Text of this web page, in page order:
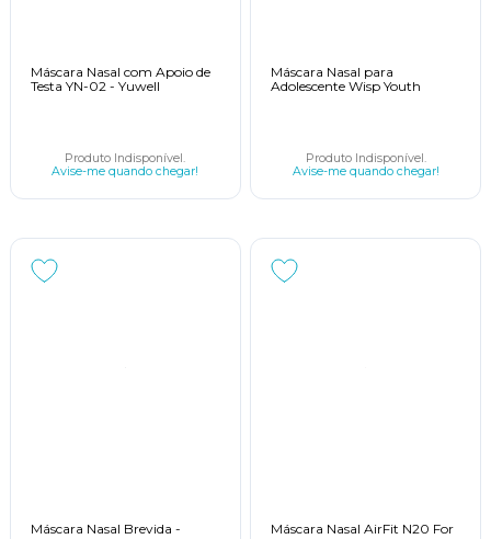
Máscara Nasal com Apoio de
Testa YN-02 - Yuwell
Produto Indisponível.
Avise-me quando chegar!
Máscara Nasal para
Adolescente Wisp Youth
Produto Indisponível.
Avise-me quando chegar!
Máscara Nasal Brevida -
Máscara Nasal AirFit N20 For